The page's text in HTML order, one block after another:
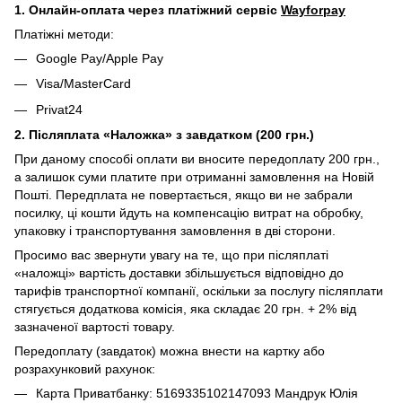
1. Онлайн-оплата через платіжний сервіс Wayforpay
Платіжні методи:
Google Pay/Apple Pay
Visa/MasterCard
Privat24
2. Післяплата «Наложка» з завдатком (200 грн.)
При даному способі оплати ви вносите передоплату 200 грн.,
а залишок суми платите при отриманні замовлення на Новій
Пошті. Передплата не повертається, якщо ви не забрали
посилку, ці кошти йдуть на компенсацію витрат на обробку,
упаковку і транспортування замовлення в дві сторони.
Просимо вас звернути увагу на те, що при післяплаті
«наложці» вартість доставки збільшується відповідно до
тарифів транспортної компанії, оскільки за послугу післяплати
стягується додаткова комісія, яка складає 20 грн. + 2% від
зазначеної вартості товару.
Передоплату (завдаток) можна внести на картку або
розрахунковий рахунок:
Карта Приватбанку: 5169335102147093 Мандрук Юлія